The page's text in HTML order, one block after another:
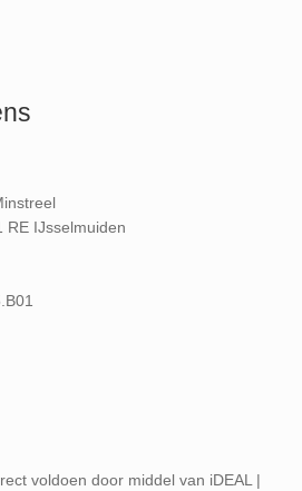
RE IJsselmuiden
voldoen door middel van iDEAL |